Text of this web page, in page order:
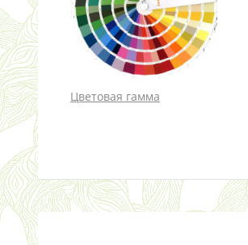
Цветовая гамма